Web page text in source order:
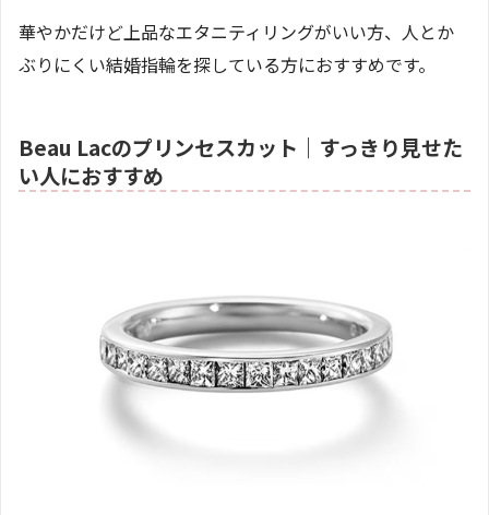
華やかだけど上品なエタニティリングがいい方、人とか
ぶりにくい結婚指輪を探している方におすすめです。
Beau Lacのプリンセスカット｜すっきり見せた
い人におすすめ